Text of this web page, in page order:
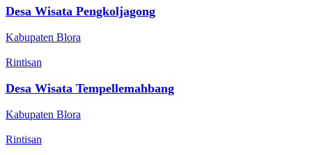
Desa Wisata Pengkoljagong
Kabupaten Blora
Rintisan
Desa Wisata Tempellemahbang
Kabupaten Blora
Rintisan